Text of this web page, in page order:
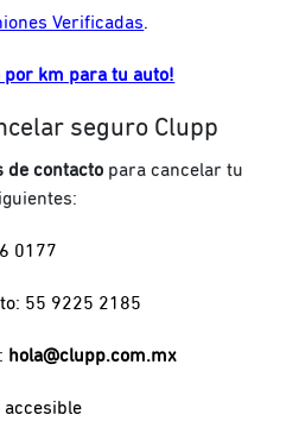
Verificadas.
por km para tu auto!
seguro Clupp
de contacto para cancelar tu
0177
55 9225 2185
hola@clupp.com.mx
accesible